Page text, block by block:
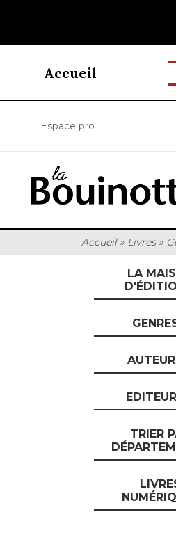
Accueil
Espace pro
Accueil» Livres»
LA
TRIER